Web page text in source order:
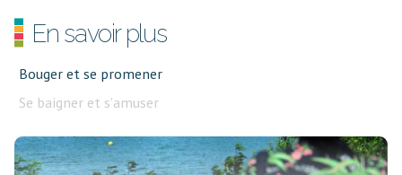
En savoir plus
Bouger et se promener
Se baigner et s'amuser